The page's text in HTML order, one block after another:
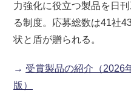
力強化に役立つ製品を日
る制度。応募総数は41社
状と盾が贈られる。
→ 受賞製品の紹介（2026
版）